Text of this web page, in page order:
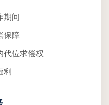
期间
保障
代位求偿权
利